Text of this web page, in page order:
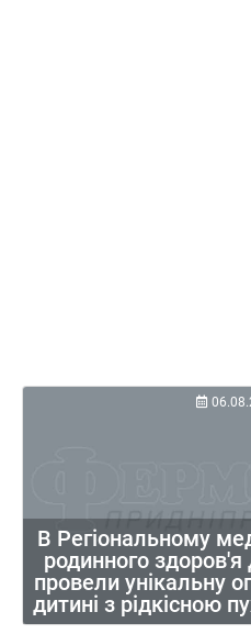
В Регіональному
родинного здоров'я
провели унікальну
дитині з рідкісною